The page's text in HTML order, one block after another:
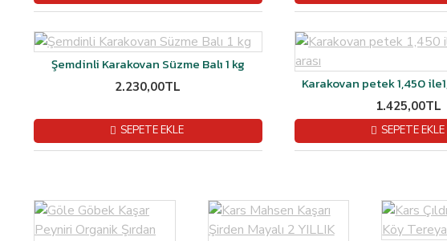
Şemdinli Karakovan Süzme Balı 1 kg
2.230,00TL
SEPETE EKLE
Karakovan petek 1,450
1.425,00TL
SEPETE EKLE